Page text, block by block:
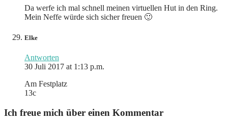
Da werfe ich mal schnell meinen virtuellen Hut in den Ring.
Mein Neffe würde sich sicher freuen 🙂
Elke
Antworten
30 Juli 2017 at 1:13 p.m.
Am Festplatz
13c
Ich freue mich über einen Kommentar